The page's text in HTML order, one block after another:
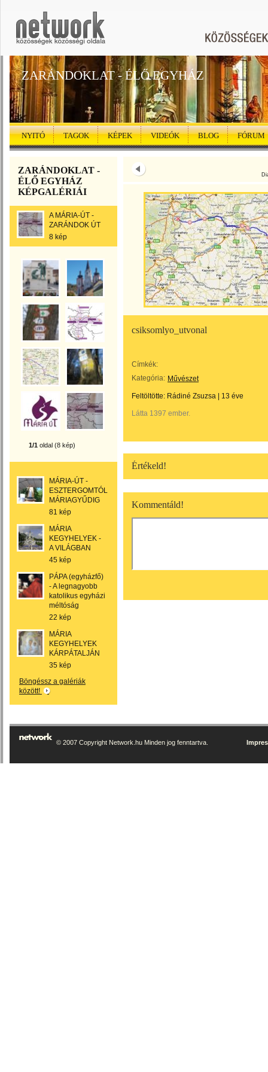
ZARÁNDOKLAT - ÉLŐ EGYHÁZ
NYITÓ TAGOK KÉPEK VIDEÓK BLOG FÓRUM
ZARÁNDOKLAT -
ÉLŐ EGYHÁZ
KÉPGALÉRIÁI
A MÁRIA-ÚT -
ZARÁNDOK ÚT
8 kép
1/1 oldal (8 kép)
MÁRIA-ÚT -
ESZTERGOMTÓL
MÁRIAGYŰDIG
81 kép
MÁRIA
KEGYHELYEK -
A VILÁGBAN
45 kép
PÁPA (egyházfő)
- A legnagyobb
katolikus egyházi
méltóság
22 kép
MÁRIA
KEGYHELYEK
KÁRPÁTALJÁN
35 kép
Böngéssz a galériák
között!
csiksomlyo_utvonal
Címkék:
Kategória: Művészet
Feltöltötte: Rádiné Zsuzsa 13 éve
Látta 1397 ember.
Értékeld!
Kommentáld!
© 2007 Copyright Network.hu Minden jog fenntartva.